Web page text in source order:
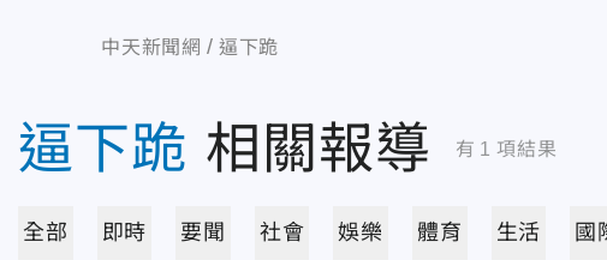
中天新聞網 逼下跪
逼下跪 相關報導 有 1 項結果
全部 即時 要聞 社會 娛樂 體育 生活 國